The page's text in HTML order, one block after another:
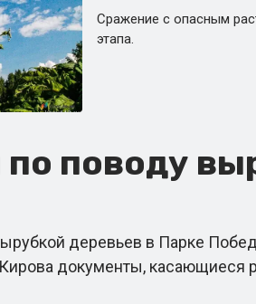
Сражение с опасным
этапа.
поводу
деревьев в Парке
документы, касающиеся